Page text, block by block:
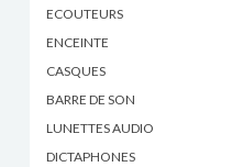
ECOUTEURS
ENCEINTE
CASQUES
BARRE DE SON
LUNETTES AUDIO
DICTAPHONES